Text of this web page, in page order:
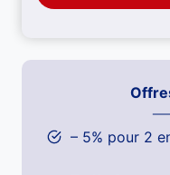
– 5% pour 2